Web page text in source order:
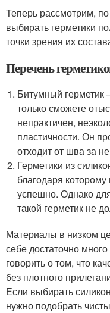
Теперь рассмотрим,
выбирать герметики
точки зрения их
Перечень
Битумный герметик
только сможете
непрактичен,
пластичности. Он
отходит от шва за
Герметики из
благодаря
успешно. Однако
такой герметик не
Материалы в низком
себе достаточно
говорить о том, что
без плотного
Если выбирать
нужно подобрать